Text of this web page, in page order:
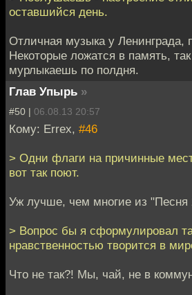
оставшийся день.
Отличная музыка у Ленинграда,
Некоторые ложатся в память,
мурлыкаешь по полдня.
Глав Упырь »
#50 | 06.08.13 20:57
Кому: Errex, #46
> Одни флаги на причинные
вот так поют.
Уж лучше, чем многие из "Песня
> Вопрос бы я сформулировал
нравственностью творится в
Что не так?! Мы, чай, не в